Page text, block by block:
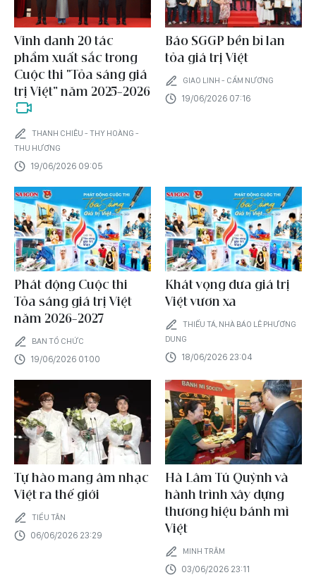
Vinh danh 20 tác
phẩm xuất sắc trong
Cuộc thi “Tỏa sáng giá
trị Việt” năm 2025-2026
THANH CHIÊU - THY HOÀNG -
THU HƯƠNG
19/06/2026 09:05
Báo SGGP bền bỉ lan
tỏa giá trị Việt
GIAO LINH - CẨM NƯƠNG
19/06/2026 07:16
Phát động Cuộc thi
Tỏa sáng giá trị Việt
năm 2026-2027
BAN TỔ CHỨC
19/06/2026 01:00
Khát vọng đưa giá trị
Việt vươn xa
THIẾU TÁ, NHÀ BÁO LÊ PHƯƠNG
DUNG
18/06/2026 23:04
Tự hào mang âm nhạc
Việt ra thế giới
TIỂU TÂN
06/06/2026 23:29
Hà Lâm Tú Quỳnh và
hành trình xây dựng
thương hiệu bánh mì
Việt
MINH TRÂM
03/06/2026 23:11